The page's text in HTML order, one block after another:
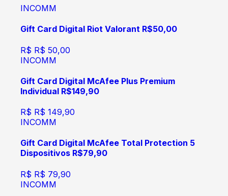
INCOMM
Gift Card Digital Riot Valorant R$50,00
R$ R$ 50,00
INCOMM
Gift Card Digital McAfee Plus Premium
Individual R$149,90
R$ R$ 149,90
INCOMM
Gift Card Digital McAfee Total Protection 5
Dispositivos R$79,90
R$ R$ 79,90
INCOMM